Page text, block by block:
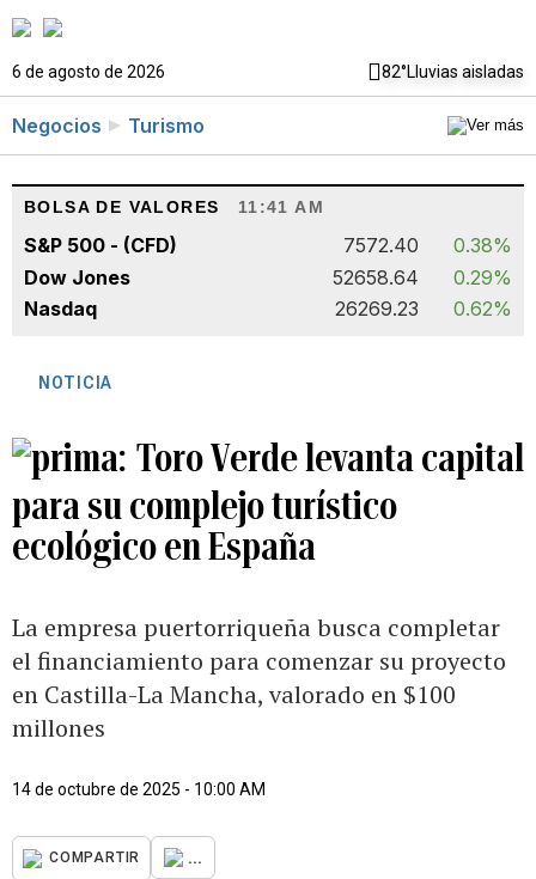
6 de agosto de 2026 82°Lluvias aisladas
Negocios Turismo
BOLSA DE VALORES 11:41 AM
S&P 500 - (CFD) 7572.40
0.38%
Dow Jones
52658.64
0.29%
Nasdaq
26269.23 0.62%
NOTICIA
Toro Verde levanta capital
para su complejo turístico
ecológico en España
La empresa puertorriqueña busca completar
el financiamiento para comenzar su proyecto
en Castilla-La Mancha, valorado en $100
millones
14 de octubre de 2025 - 10:00 AM
COMPARTIR ...